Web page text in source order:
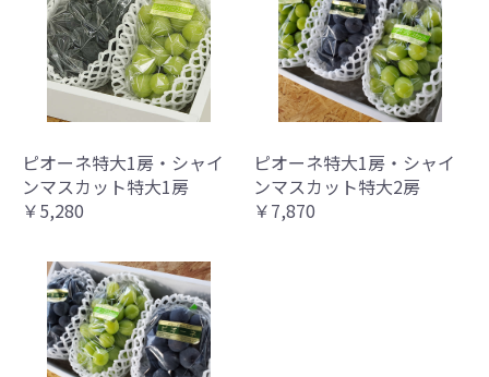
ピオーネ特大1房・シャイ
ンマスカット特大1房
￥5,280
ピオーネ特大1房・シャイ
ンマスカット特大2房
￥7,870